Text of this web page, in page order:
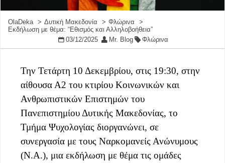
OlaDeka Δυτική Μακεδονία
Φλώρινα
Εκδήλωση με θέμα: “Εθισμός και Αλληλοβοήθεια”
03/12/2025
Mr. Blog Φλώρινα
Την Τετάρτη 10 Δεκεμβρίου, στις 19:30, στην
αίθουσα Α2 του κτιρίου Κοινωνικών και
Ανθρωπιστικών Επιστημών του
Πανεπιστημίου Δυτικής Μακεδονίας, το
Τμήμα Ψυχολογίας διοργανώνει, σε
συνεργασία με τους Ναρκομανείς Ανώνυμους
(Ν.Α.), μια εκδήλωση με θέμα τις ομάδες